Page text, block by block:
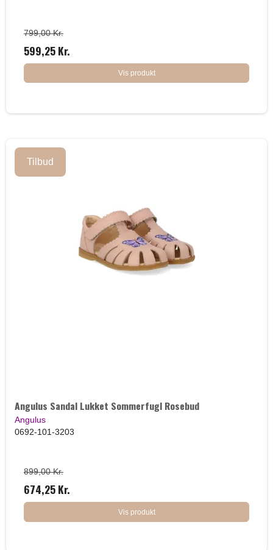
799,00 Kr.
599,25 Kr.
Vis produkt
Tilbud
Angulus Sandal Lukket Sommerfugl Rosebud
Angulus
0692-101-3203
899,00 Kr.
674,25 Kr.
Vis produkt